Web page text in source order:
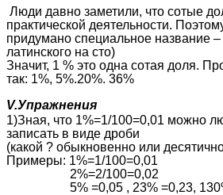
Люди давно заметили, что сотые
практической деятельности.
придумано специальное название –
латинского на сто)
Значит, 1 % это одна сотая доля.
так: 1%, 5%.20%. 36%
V.Упражнения
1)Зная, что 1%=1/100=0,01 можно
записать в виде дроби
(какой ? обыкновенно или
Примеры: 1%=1/100=0,01
2%=2/100=0,02
5% =0,05 , 23% =0,23,